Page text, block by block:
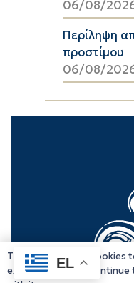
06/08/
Περίληψη
προστίμου
06/08/
EL
This website uses cookies
experience. If you